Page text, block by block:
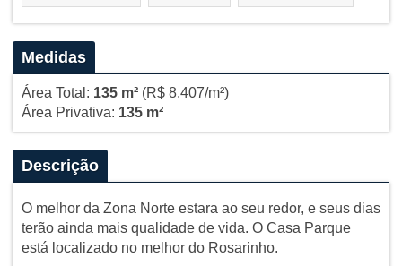
Medidas
Área Total: 135 m²(R$ 8.407/m²)
Área Privativa: 135 m²
Descrição
O melhor da Zona Norte estara ao seu redor, e seus dias
terão ainda mais qualidade de vida. O Casa Parque
está localizado no melhor do Rosarinho.